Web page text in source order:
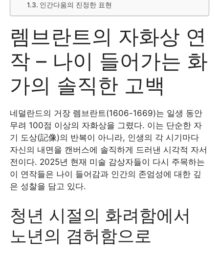
인간다움의 진정한 표현
렘브란트의 자화상 연
작 – 나이 들어가는 화
가의 솔직한 고백
네덜란드의 거장 렘브란트(1606-1669)는 일생 동안
무려 100점 이상의 자화상을 그렸다. 이는 단순한 자
기 도상(記像)의 반복이 아니라, 인생의 각 시기마다
자신의 내면을 캔버스에 솔직하게 드러낸 시각적 자서
전이다. 2025년 현재 미술 감상자들이 다시 주목하는
이 연작들은 나이 들어감과 인간의 존엄성에 대한 깊
은 성찰을 담고 있다.
청년 시절의 화려함에서
노년의 겸허함으로